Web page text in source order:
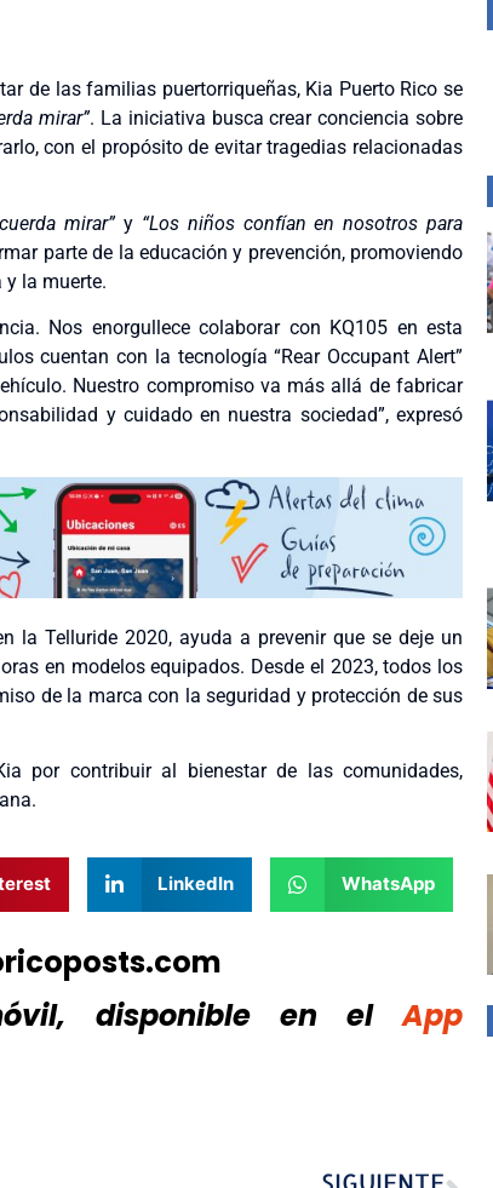
de las familias puertorriqueñas, Kia Puerto Rico se
mirar”. La iniciativa busca crear conciencia sobre
con el propósito de evitar tragedias relacionadas
mirar”y “Los niños confían en nosotros para
parte de la educación y prevención, promoviendo
la muerte.
Nos enorgullece colaborar con KQ105 en esta
cuentan con la tecnología “Rear Occupant Alert”
Nuestro compromiso va más allá de fabricar
y cuidado en nuestra sociedad”, expresó
la Telluride 2020, ayuda a prevenir que se deje un
en modelos equipados. Desde el 2023, todos los
de la marca con la seguridad y protección de sus
por contribuir al bienestar de las comunidades,
LinkedIn WhatsApp
disponible
en el App
SIGUIENTE